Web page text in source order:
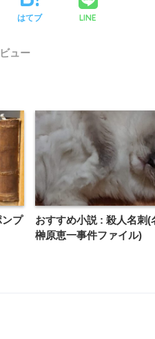
はてブ LINE
ュー
プ
おすすめ小説 : 殺人名刺(
榊原恵一事件ファイル)